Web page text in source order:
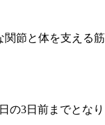
節と体を支える
の3日前までとなり